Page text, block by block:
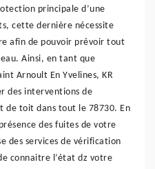
principale d’une
cette dernière nécessite
afin de pouvoir prévoir tout
Ainsi, en tant que
Arnoult En Yvelines, KR
des interventions de
de toit dans tout le 78730. En
des fuites de votre
des services de vérification
connaitre l’état dz votre